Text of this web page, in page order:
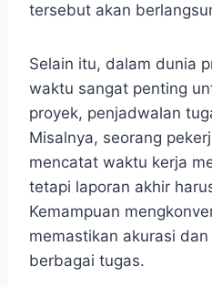
tersebut akan
Selain itu, dalam dunia
waktu sangat penting
proyek, penjadwalan
Misalnya, seorang
mencatat waktu kerja
tetapi laporan akhir
Kemampuan
memastikan akurasi
berbagai tugas.